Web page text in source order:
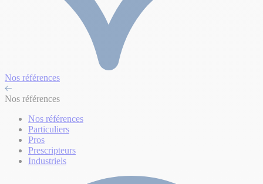
Nos références
Nos références
Nos références
Particuliers
Pros
Prescripteurs
Industriels